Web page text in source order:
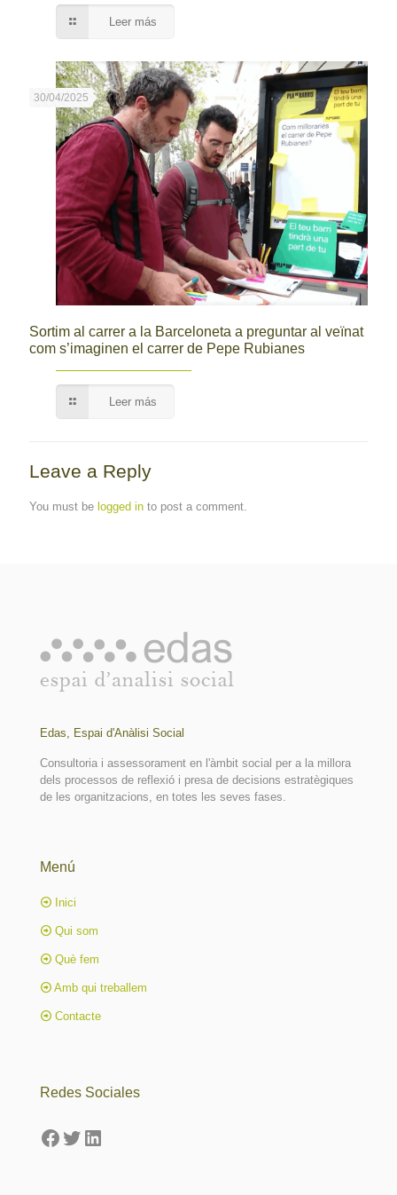
Leer más
30/04/2025
Sortim al carrer a la Barceloneta a preguntar al veïnat
com s’imaginen el carrer de Pepe Rubianes
Leer más
Leave a Reply
You must be logged in to post a comment.
Edas, Espai d'Anàlisi Social
Consultoria i assessorament en l'àmbit social per a la millora
dels processos de reflexió i presa de decisions estratègiques
de les organitzacions, en totes les seves fases.
Menú
Inici
Qui som
Què fem
Amb qui treballem
Contacte
Redes Sociales
Facebook
Twitter
LinkedIn